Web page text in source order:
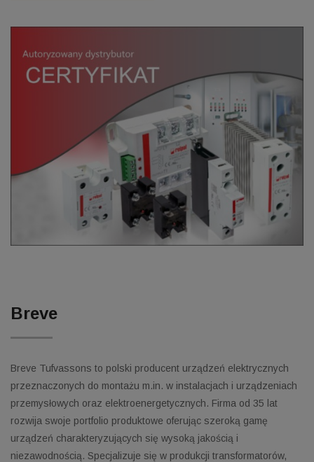
Breve
Breve Tufvassons to polski producent urządzeń elektrycznych
przeznaczonych do montażu m.in. w instalacjach i urządzeniach
przemysłowych oraz elektroenergetycznych. Firma od 35 lat
rozwija swoje portfolio produktowe oferując szeroką gamę
urządzeń charakteryzujących się wysoką jakością i
niezawodnością. Specjalizuje się w produkcji transformatorów,